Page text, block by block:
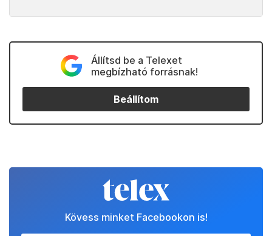
Állítsd be a Telexet
megbízható forrásnak!
Beállítom
Kövess minket Facebookon is!